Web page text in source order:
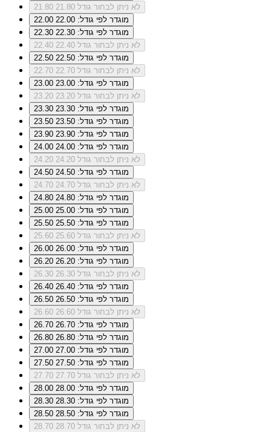
21.80
לא ניתן לבחור גודל 21.80
22.00
מוגדר לפי גודל: 22.00
22.30
מוגדר לפי גודל: 22.30
22.40
לא ניתן לבחור גודל 22.40
22.50
מוגדר לפי גודל: 22.50
22.70
לא ניתן לבחור גודל 22.70
23.00
מוגדר לפי גודל: 23.00
23.20
לא ניתן לבחור גודל 23.20
23.30
מוגדר לפי גודל: 23.30
23.50
מוגדר לפי גודל: 23.50
23.90
מוגדר לפי גודל: 23.90
24.00
מוגדר לפי גודל: 24.00
24.20
לא ניתן לבחור גודל 24.20
24.50
מוגדר לפי גודל: 24.50
24.70
לא ניתן לבחור גודל 24.70
24.80
מוגדר לפי גודל: 24.80
25.00
מוגדר לפי גודל: 25.00
25.50
מוגדר לפי גודל: 25.50
25.60
לא ניתן לבחור גודל 25.60
26.00
מוגדר לפי גודל: 26.00
26.20
מוגדר לפי גודל: 26.20
26.30
לא ניתן לבחור גודל 26.30
26.40
מוגדר לפי גודל: 26.40
26.50
מוגדר לפי גודל: 26.50
26.60
לא ניתן לבחור גודל 26.60
26.70
מוגדר לפי גודל: 26.70
26.80
מוגדר לפי גודל: 26.80
27.00
מוגדר לפי גודל: 27.00
27.50
מוגדר לפי גודל: 27.50
27.70
לא ניתן לבחור גודל 27.70
28.00
מוגדר לפי גודל: 28.00
28.30
מוגדר לפי גודל: 28.30
28.50
מוגדר לפי גודל: 28.50
28.70
לא ניתן לבחור גודל 28.70